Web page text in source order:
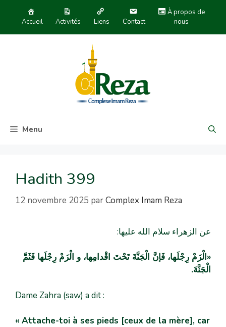
Accueil Activités Liens Contact
À propos de
nous
Menu
Hadith 399
12 novembre 2025 parComplex Imam Reza
عن الزهراء سلام الله علیها:
«الْزَمْ رِجْلَها، فَإنَّ الْجَنَّةَ تَحْتَ اقْدامِها، و الْزَمْ رِجْلَها فَثَمَّ
الْجَنَّةَ.
Dame Zahra (saw) a dit :
« Attache-toi à ses pieds [ceux de la mère], car